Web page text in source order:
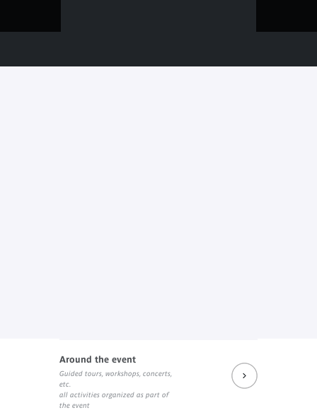
Around the event
Guided tours, workshops, concerts,
etc.
all activities organized as part of
the event